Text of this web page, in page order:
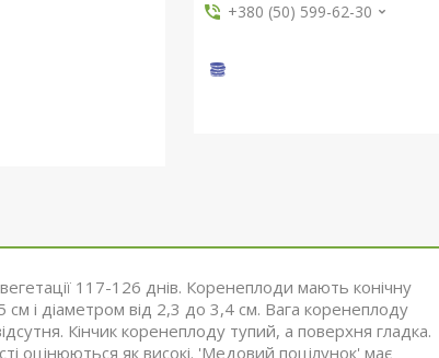
+380 (50) 599-62-30
117-126 днів. Коренеплоди мають конічну
і діаметром від 2,3 до 3,4 см. Вага коренеплоду
Кінчик коренеплоду тупий, а поверхня гладка.
оцінюються як високі. 'Медовий поцілунок' має